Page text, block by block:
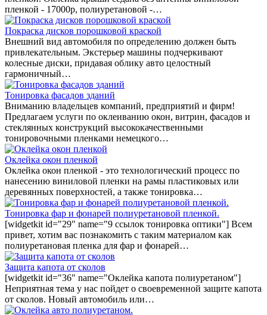
пленкой - 17000р, полиуретановой -…
Покраска дисков порошковой краской
Внешний вид автомобиля по определению должен быть
привлекательным. Экстерьер машины подчеркивают
колесные диски, придавая облику авто целостный
гармоничный…
Тонировка фасадов зданий
Вниманию владельцев компаний, предприятий и фирм!
Предлагаем услуги по оклеиванию окон, витрин, фасадов и
стеклянных конструкций высококачественными
тонировочными пленками немецкого…
Оклейка окон пленкой
Оклейка окон пленкой - это технологический процесс по
нанесению виниловой пленки на рамы пластиковых или
деревянных поверхностей, а также тонировка…
Тонировка фар и фонарей полиуретановой пленкой.
[widgetkit id="29" name="9 ссылок тонировка оптики"] Всем
привет, хотим вас познакомить с таким материалом как
полиуретановая пленка для фар и фонарей…
Защита капота от сколов
[widgetkit id="36" name="Оклейка капота полиуретаном"]
Неприятная тема у нас пойдет о своевременной защите капота
от сколов. Новый автомобиль или…